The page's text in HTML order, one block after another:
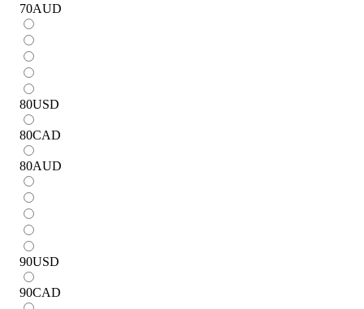
70AUD
80USD
80CAD
80AUD
90USD
90CAD